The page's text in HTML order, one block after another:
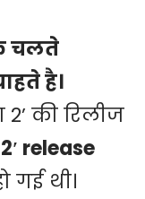
चलते
है।
2’ की रिलीज
release
गई थी।